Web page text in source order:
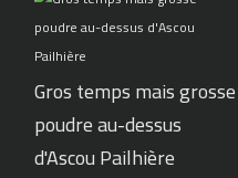
Gros temps mais grosse
poudre au-dessus
d'Ascou Pailhière